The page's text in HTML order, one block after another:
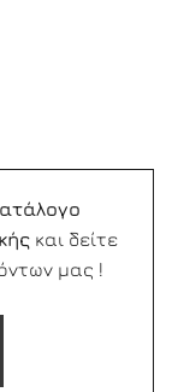
και δείτε
μας !